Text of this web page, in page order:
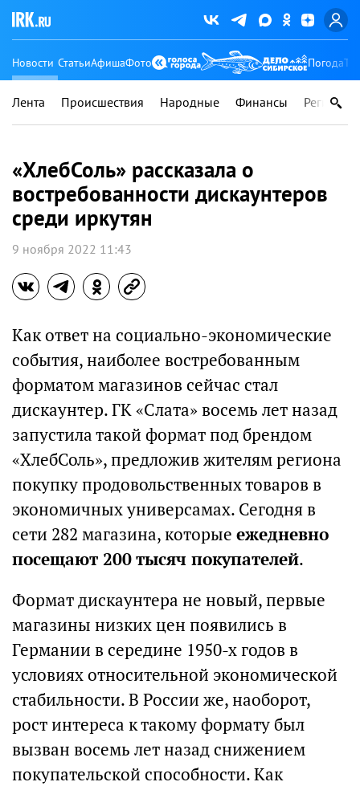
Новости СтатьиАфишаФото Погода
Лента Происшествия Народные Финансы Регионы
«ХлебСоль» рассказала о
востребованности дискаунтеров
среди иркутян
9 ноября 2022 11:43
Как ответ на социально-экономические
события, наиболее востребованным
форматом магазинов сейчас стал
дискаунтер. ГК «Слата» восемь лет назад
запустила такой формат под брендом
«ХлебСоль», предложив жителям региона
покупку продовольственных товаров в
экономичных универсамах. Сегодня в
сети 282 магазина, которые ежедневно
посещают 200 тысяч покупателей.
Формат дискаунтера не новый, первые
магазины низких цен появились в
Германии в середине 1950-х годов в
условиях относительной экономической
стабильности. В России же, наоборот,
рост интереса к такому формату был
вызван восемь лет назад снижением
покупательской способности. Как